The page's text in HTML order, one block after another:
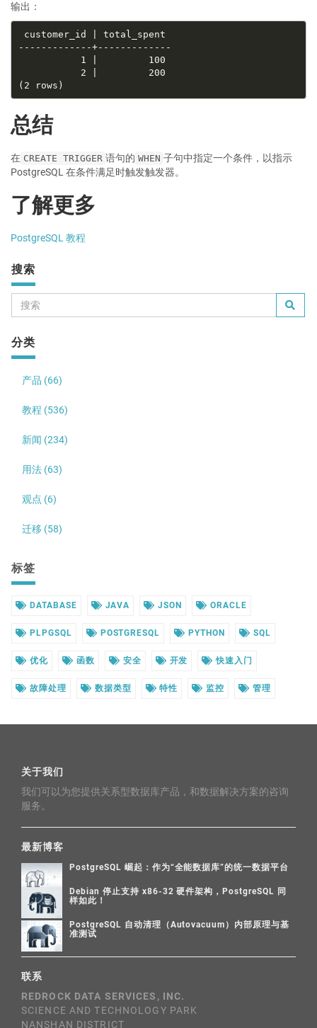
输出：
总结
在 CREATE TRIGGER 语句的 WHEN 子句中指定一个条件，以指示
PostgreSQL 在条件满足时触发触发器。
了解更多
PostgreSQL 教程
搜索
分类
产品 (66)
教程 (536)
新闻 (234)
用法 (63)
观点 (6)
迁移 (58)
标签
DATABASE JAVA JSON ORACLE
PLPGSQL POSTGRESQL PYTHON SQL
优化 函数 安全 开发 快速入门
故障处理 数据类型 特性 监控 管理
关于我们
我们可以为您提供关系型数据库产品，和数据解决方案的咨询
服务。
最新博客
PostgreSQL 崛起：作为“全能数据库”的统一数据平台
Debian 停止支持 x86-32 硬件架构，PostgreSQL 同
样如此！
PostgreSQL 自动清理（Autovacuum）内部原理与基
准测试
联系
REDROCK DATA SERVICES, INC.
SCIENCE AND TECHNOLOGY PARK
NANSHAN DISTRICT